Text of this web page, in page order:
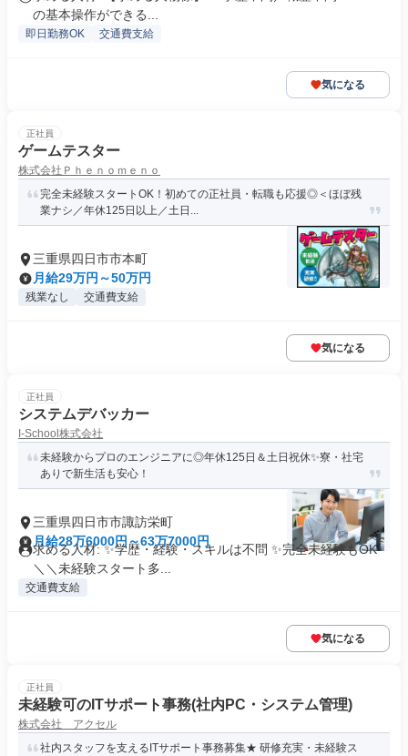
の基本操作ができる...
即日勤務OK 交通費支給
気になる
正社員
ゲームテスター
株式会社Ｐｈｅｎｏｍｅｎｏ
完全未経験スタートOK！初めての正社員・転職も応援◎＜ほぼ残
業ナシ／年休125日以上／土日...
三重県四日市市本町
月給29万円～50万円
残業なし 交通費支給
気になる
正社員
システムデバッカー
I-School株式会社
未経験からプロのエンジニアに◎年休125日＆土日祝休✨寮・社宅
ありで新生活も安心！
三重県四日市市諏訪栄町
月給28万6000円～63万7000円
求める人材: ✨学歴・経験・スキルは不問 ✨完全未経験もOK
＼＼未経験スタート多...
交通費支給
気になる
正社員
未経験可のITサポート事務(社内PC・システム管理)
株式会社 アクセル
社内スタッフを支えるITサポート事務募集★ 研修充実・未経験ス